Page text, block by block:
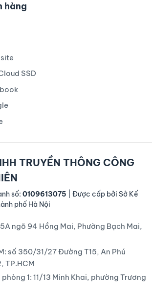
hàng
SSD
TRUYỀN THÔNG CÔNG
số: 0109613075 | Được cấp bởi Sở Kế
phố Hà Nội
ngõ 94 Hồng Mai, Phường Bạch Mai,
số 350/31/27 Đường T15, An Phú
TP.HCM
1: 11/13 Minh Khai, phường Trương